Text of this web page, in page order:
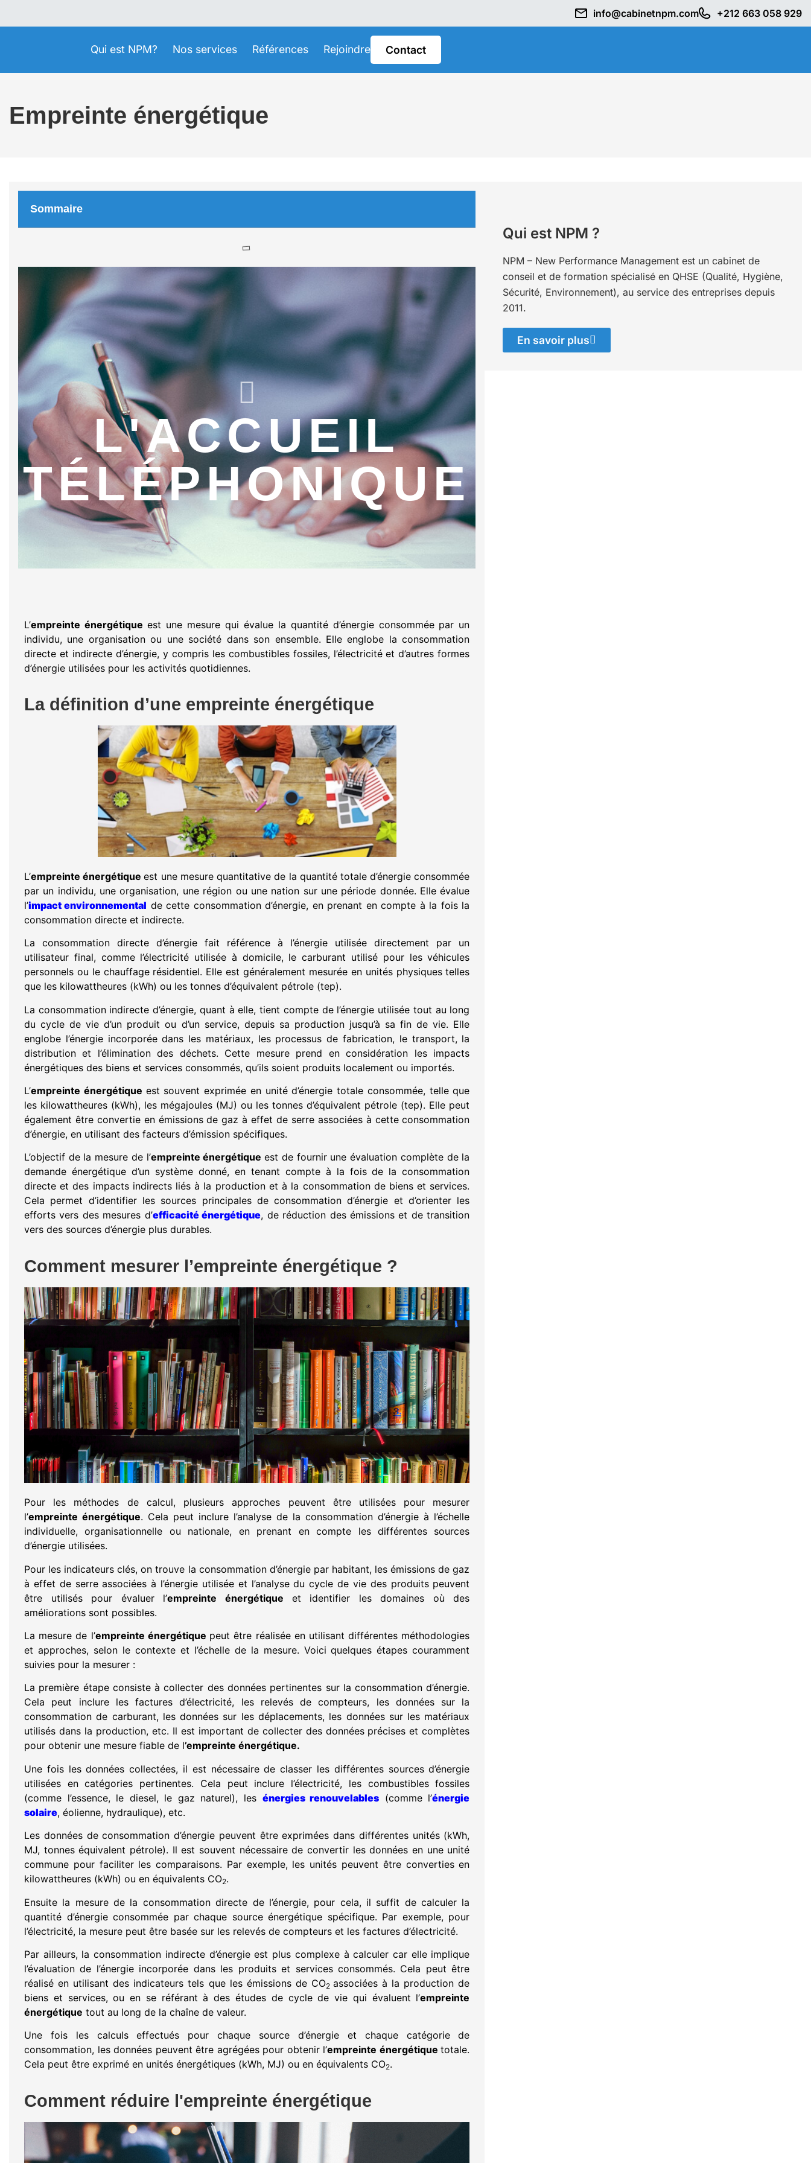
info@cabinetnpm.com +212 663 058 929
Qui est NPM? Nos services Références Rejoindre Contact
Empreinte énergétique
Sommaire
L'ACCUEIL
TÉLÉPHONIQUE
L’empreinte énergétique est une mesure qui évalue la quantité d’énergie consommée par un
individu, une organisation ou une société dans son ensemble. Elle englobe la consommation
directe et indirecte d’énergie, y compris les combustibles fossiles, l’électricité et d’autres formes
d’énergie utilisées pour les activités quotidiennes.
La définition d’une empreinte énergétique
L’empreinte énergétiqueest une mesure quantitative de la quantité totale d’énergie consommée
par un individu, une organisation, une région ou une nation sur une période donnée. Elle évalue
l’impact environnemental de cette consommation d’énergie, en prenant en compte à la fois la
consommation directe et indirecte.
La consommation directe d’énergie fait référence à l’énergie utilisée directement par un
utilisateur final, comme l’électricité utilisée à domicile, le carburant utilisé pour les véhicules
personnels ou le chauffage résidentiel. Elle est généralement mesurée en unités physiques telles
que les kilowattheures (kWh) ou les tonnes d’équivalent pétrole (tep).
La consommation indirecte d’énergie, quant à elle, tient compte de l’énergie utilisée tout au long
du cycle de vie d’un produit ou d’un service, depuis sa production jusqu’à sa fin de vie. Elle
englobe l’énergie incorporée dans les matériaux, les processus de fabrication, le transport, la
distribution et l’élimination des déchets. Cette mesure prend en considération les impacts
énergétiques des biens et services consommés, qu’ils soient produits localement ou importés.
L’empreinte énergétique est souvent exprimée en unité d’énergie totale consommée, telle que
les kilowattheures (kWh), les mégajoules (MJ) ou les tonnes d’équivalent pétrole (tep). Elle peut
également être convertie en émissions de gaz à effet de serre associées à cette consommation
d’énergie, en utilisant des facteurs d’émission spécifiques.
L’objectif de la mesure de l’empreinte énergétiqueest de fournir une évaluation complète de la
demande énergétique d’un système donné, en tenant compte à la fois de la consommation
directe et des impacts indirects liés à la production et à la consommation de biens et services.
Cela permet d’identifier les sources principales de consommation d’énergie et d’orienter les
efforts vers des mesures d’efficacité énergétique, de réduction des émissions et de transition
vers des sources d’énergie plus durables.
Comment mesurer l’empreinte énergétique ?
Pour les méthodes de calcul, plusieurs approches peuvent être utilisées pour mesurer
l’empreinte énergétique. Cela peut inclure l’analyse de la consommation d’énergie à l’échelle
individuelle, organisationnelle ou nationale, en prenant en compte les différentes sources
d’énergie utilisées.
Pour les indicateurs clés, on trouve la consommation d’énergie par habitant, les émissions de gaz
à effet de serre associées à l’énergie utilisée et l’analyse du cycle de vie des produits peuvent
être utilisés pour évaluer l’empreinte énergétique et identifier les domaines où des
améliorations sont possibles.
La mesure de l’empreinte énergétique peut être réalisée en utilisant différentes méthodologies
et approches, selon le contexte et l’échelle de la mesure. Voici quelques étapes couramment
suivies pour la mesurer :
La première étape consiste à collecter des données pertinentes sur la consommation d’énergie.
Cela peut inclure les factures d’électricité, les relevés de compteurs, les données sur la
consommation de carburant, les données sur les déplacements, les données sur les matériaux
utilisés dans la production, etc. Il est important de collecter des données précises et complètes
pour obtenir une mesure fiable de l’empreinte énergétique.
Une fois les données collectées, il est nécessaire de classer les différentes sources d’énergie
utilisées en catégories pertinentes. Cela peut inclure l’électricité, les combustibles fossiles
(comme l’essence, le diesel, le gaz naturel), les énergies renouvelables (comme l’énergie
solaire, éolienne, hydraulique), etc.
Les données de consommation d’énergie peuvent être exprimées dans différentes unités (kWh,
MJ, tonnes équivalent pétrole). Il est souvent nécessaire de convertir les données en une unité
commune pour faciliter les comparaisons. Par exemple, les unités peuvent être converties en
kilowattheures (kWh) ou en équivalents CO2.
Ensuite la mesure de la consommation directe de l’énergie, pour cela, il suffit de calculer la
quantité d’énergie consommée par chaque source énergétique spécifique. Par exemple, pour
l’électricité, la mesure peut être basée sur les relevés de compteurs et les factures d’électricité.
Par ailleurs, la consommation indirecte d’énergie est plus complexe à calculer car elle implique
l’évaluation de l’énergie incorporée dans les produits et services consommés. Cela peut être
réalisé en utilisant des indicateurs tels que les émissions de CO2associées à la production de
biens et services, ou en se référant à des études de cycle de vie qui évaluent l’empreinte
énergétique tout au long de la chaîne de valeur.
Une fois les calculs effectués pour chaque source d’énergie et chaque catégorie de
consommation, les données peuvent être agrégées pour obtenir l’empreinte énergétiquetotale.
Cela peut être exprimé en unités énergétiques (kWh, MJ) ou en équivalents CO2.
Comment réduire l'empreinte énergétique
Qui est NPM ?
NPM – New Performance Management est un cabinet de
conseil et de formation spécialisé en QHSE (Qualité, Hygiène,
Sécurité, Environnement), au service des entreprises depuis
2011.
En savoir plus